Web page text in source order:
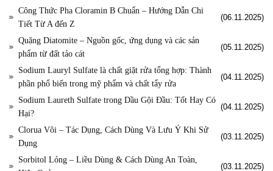
Công Thức Pha Cloramin B Chuẩn – Hướng Dẫn Chi
Tiết Từ A đến Z
(06.11.2025)
Quặng Diatomite – Nguồn gốc, ứng dụng và các sản
phẩm từ đất tảo cát
(05.11.2025)
Sodium Lauryl Sulfate là chất giặt rửa tổng hợp: Thành
phần phổ biến trong mỹ phẩm và chất tẩy rửa
(04.11.2025)
Sodium Laureth Sulfate trong Dầu Gội Đầu: Tốt Hay Có
Hại?
(04.11.2025)
Clorua Vôi – Tác Dụng, Cách Dùng Và Lưu Ý Khi Sử
Dụng
(03.11.2025)
Sorbitol Lỏng – Liều Dùng & Cách Dùng An Toàn,
(03.11.2025)